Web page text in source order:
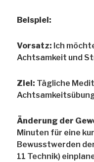
Beispiel:
Vorsatz: Ich
Achtsamkeit und
Ziel: Tägliche
Änderung der
Minuten für eine
Bewusstwerden
11 Technik)